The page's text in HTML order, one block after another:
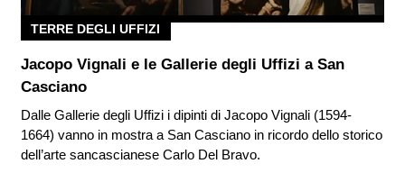
TERRE DEGLI UFFIZI
Jacopo Vignali e le Gallerie degli Uffizi a San
Casciano
Dalle Gallerie degli Uffizi i dipinti di Jacopo Vignali (1594-
1664) vanno in mostra a San Casciano in ricordo dello storico
dell’arte sancascianese Carlo Del Bravo.